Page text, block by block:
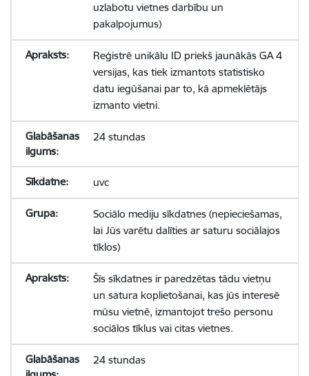
uzlabotu vietnes darbību un
pakalpojumus)
Reģistrē unikālu ID priekš jaunākās GA 4
versijas, kas tiek izmantots statistisko
datu iegūšanai par to, kā apmeklētājs
izmanto vietni.
24 stundas
uvc
Sociālo mediju sīkdatnes (nepieciešamas,
lai Jūs varētu dalīties ar saturu sociālajos
tīklos)
Šīs sīkdatnes ir paredzētas tādu vietņu
un satura koplietošanai, kas jūs interesē
mūsu vietnē, izmantojot trešo personu
sociālos tīklus vai citas vietnes.
24 stundas